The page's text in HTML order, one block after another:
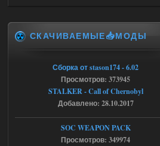
Ответить ➤
04.08.2026
Объединенный Пак 2 + OGSR +
STCoP WP 3.4
Stalker-Mods-Clan-su
Доступно только для пользователей
СКАЧИВАЕМЫЕ📥МОДЫ
Сборка от stason174 - 6.02
Просмотров: 373945
STALKER - Call of Chernobyl
Добавлено: 28.10.2017
SOC WEAPON PACK
Просмотров: 349974